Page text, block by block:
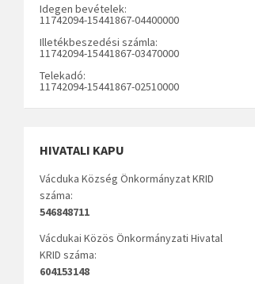
Idegen bevételek:
11742094-15441867-04400000
Illetékbeszedési számla:
11742094-15441867-03470000
Telekadó:
11742094-15441867-02510000
HIVATALI KAPU
Vácduka Község Önkormányzat KRID
száma:
546848711
Vácdukai Közös Önkormányzati Hivatal
KRID száma:
604153148